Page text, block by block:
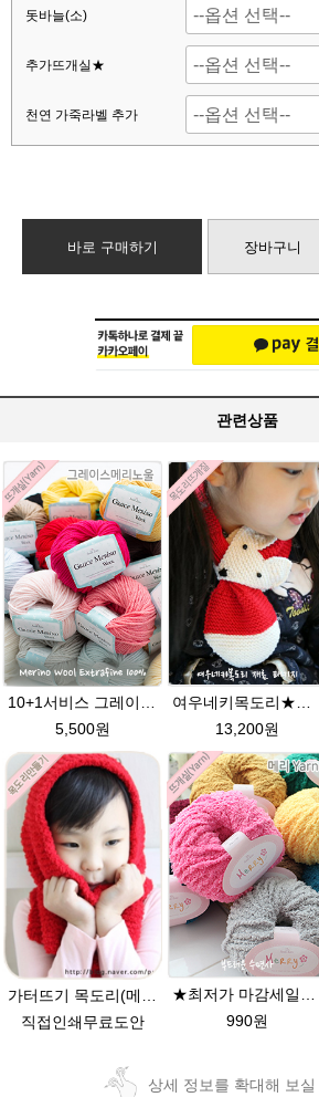
돗바늘(소)
추가뜨개실★
천연 가죽라벨 추가
바로 구매하기 장바구니
관련상품
10+1서비스 그레이스메리노울 부드러운 털실/뜨개실/뜨개질실/손뜨개실/목도리털실/모자털실
5,500원
여우네키목도리★에이미울DIY 재료 패키지/유아목도리뜨기/아기목도리뜨개질/부드러운 베이비뜨개실로 제작 된 태교 손뜨개
13,200원
직접인쇄무료도안
990원
상세 정보를 확대해 보